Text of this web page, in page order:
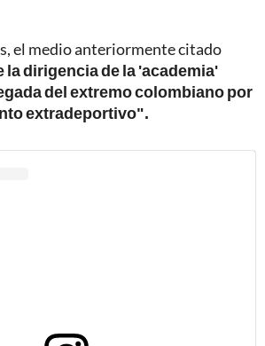
el medio anteriormente citado
la dirigencia de la 'academia'
del extremo colombiano por
extradeportivo".